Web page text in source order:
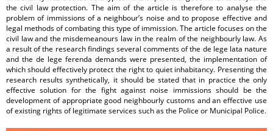
the civil law protection. The aim of the article is therefore to analyse the
problem of immissions of a neighbour’s noise and to propose effective and
legal methods of combating this type of immission. The article focuses on the
civil law and the misdemeanours law in the realm of the neighbourly law. As
a result of the research findings several comments of the de lege lata nature
and the de lege ferenda demands were presented, the implementation of
which should effectively protect the right to quiet inhabitancy. Presenting the
research results synthetically, it should be stated that in practice the only
effective solution for the fight against noise immissions should be the
development of appropriate good neighbourly customs and an effective use
of existing rights of legitimate services such as the Police or Municipal Police.